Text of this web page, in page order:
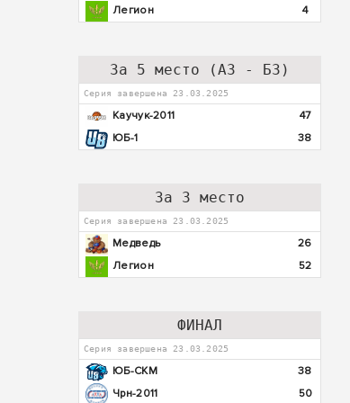
Легион
4
За 5 место (А3 - Б3)
Серия завершена 23.03.2025
Каучук-2011
47
ЮБ-1
38
За 3 место
Серия завершена 23.03.2025
Медведь
26
Легион
52
ФИНАЛ
Серия завершена 23.03.2025
ЮБ-СКМ
38
Чрн-2011
50